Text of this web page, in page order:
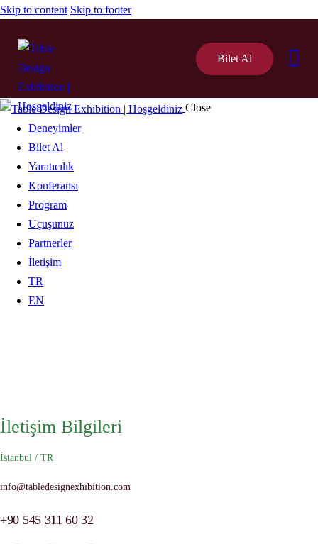
Skip to content Skip to footer
Bilet Al
Close
Deneyimler
Bilet Al
Yaratıcılık
Konferansı
Program
Uçuşunuz
Partnerler
İletişim
TR
EN
İletişim Bilgileri
İstanbul / TR
info@tabledesignexhibition.com
+90 545 311 60 32